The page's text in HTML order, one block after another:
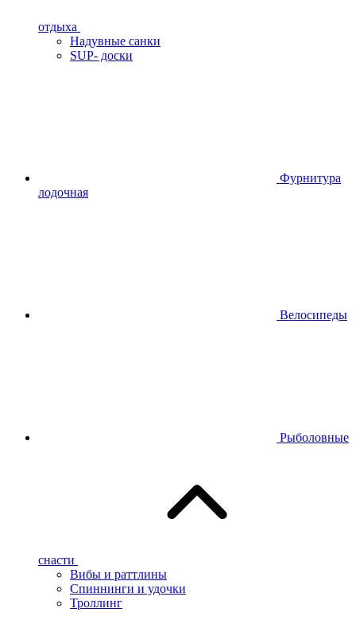
отдыха
Надувные санки
SUP- доски
Фурнитура
лодочная
Велосипеды
Рыболовные
снасти
Вибы и раттлины
Спиннинги и удочки
Троллинг